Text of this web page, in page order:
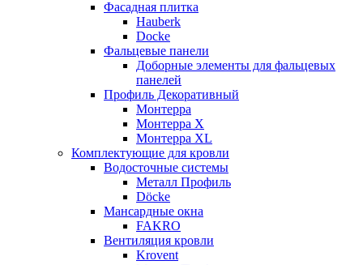
Фасадная плитка
Hauberk
Docke
Фальцевые панели
Доборные элементы для фальцевых
панелей
Профиль Декоративный
Монтерра
Монтерра X
Монтерра XL
Комплектующие для кровли
Водосточные системы
Металл Профиль
Döcke
Мансардные окна
FAKRO
Вентиляция кровли
Krovent